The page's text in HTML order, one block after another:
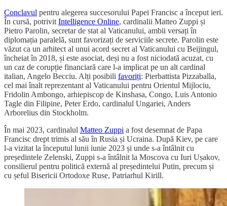
Conclavul pentru alegerea succesorului Papei Francisc a început ieri.
În cursă, potrivit Intelligence Online, cardinalii Matteo Zuppi și
Pietro Parolin, secretar de stat al Vaticanului, ambii versați în
diplomația paralelă, sunt favorizați de serviciile secrete. Parolin este
văzut ca un arhitect al unui acord secret al Vaticanului cu Beijingul,
încheiat în 2018, și este asociat, deși nu a fost niciodată acuzat, cu
un caz de corupție financiară care l-a implicat pe un alt cardinal
italian, Angelo Becciu. Alți posibili favoriți: Pierbattista Pizzaballa,
cel mai înalt reprezentant al Vaticanului pentru Orientul Mijlociu,
Fridolin Ambongo, arhiepiscop de Kinshasa, Congo, Luis Antonio
Tagle din Filipine, Peter Erdo, cardinalul Ungariei, Anders
Arborelius din Stockholm.
În mai 2023, cardinalul Matteo Zuppi a fost desemnat de Papa
Francisc drept trimis al său în Rusia și Ucraina. După Kiev, pe care
l-a vizitat la începutul lunii iunie 2023 și unde s-a întâlnit cu
președintele Zelenski, Zuppi s-a întâlnit la Moscova cu Iuri Ușakov,
consilierul pentru politică externă al președintelui Putin, precum și
cu șeful Bisericii Ortodoxe Ruse, Patriarhul Kirill.